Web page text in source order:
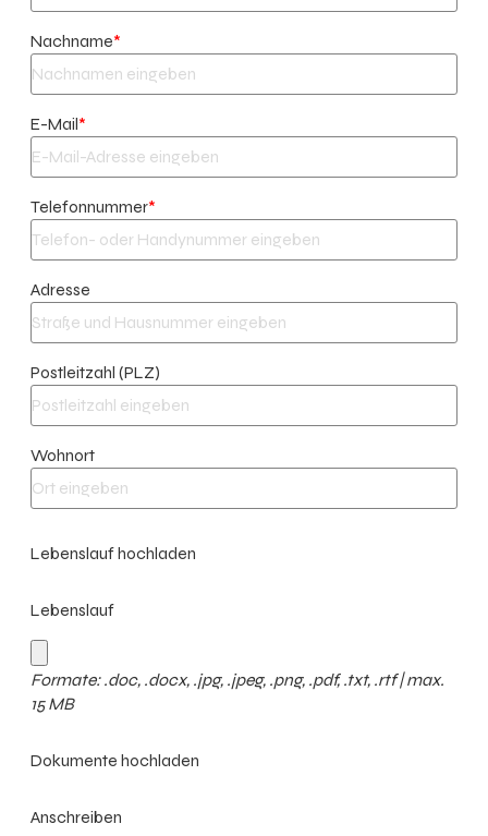
Nachname*
E-Mail*
Telefonnummer*
Adresse
Postleitzahl (PLZ)
Wohnort
Lebenslauf hochladen
Lebenslauf
Formate: .doc, .docx, .jpg, .jpeg, .png, .pdf, .txt, .rtf | max.
15 MB
Dokumente hochladen
Anschreiben